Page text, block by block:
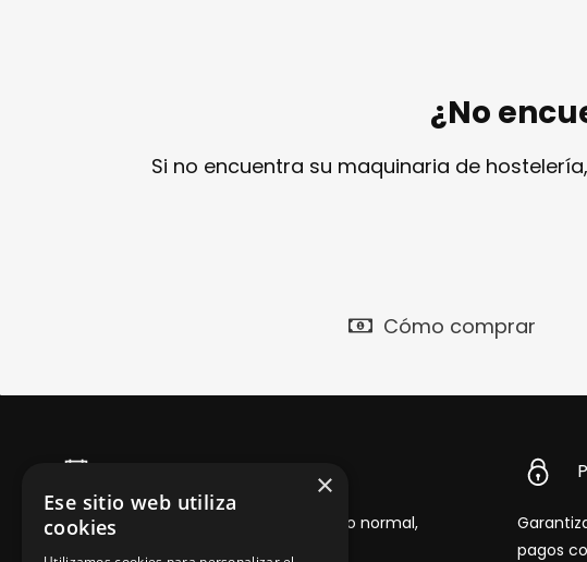
¿No
Si no encuentra su maquinaria de
Cómo comprar
Desde la entrega del producto, con uso normal,
pagos
×
Ese sitio web utiliza
cookies